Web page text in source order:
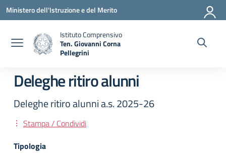
Vai ai contenuti
Vai al menu di navigazione
Vai al footer
Ministero dell'Istruzione e del Merito
Istituto Comprensivo
Ten. Giovanni Corna
Pellegrini
Deleghe ritiro alunni
Deleghe ritiro alunni a.s. 2025-26
Stampa / Condividi
Tipologia